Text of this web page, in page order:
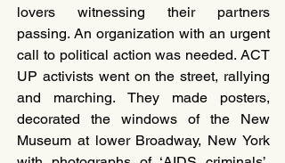
lovers witnessing their partners
passing. An organization with an urgent
call to political action was needed. ACT
UP activists went on the street, rallying
and marching. They made posters,
decorated the windows of the New
Museum at lower Broadway, New York